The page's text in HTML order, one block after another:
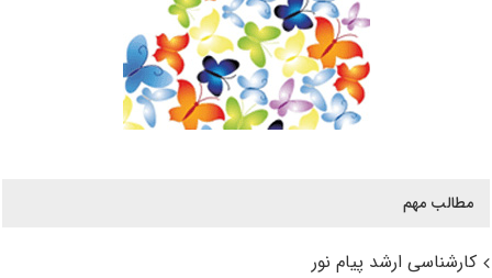
مطالب مهم
کارشناسی ارشد پیام نور